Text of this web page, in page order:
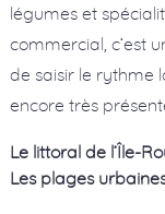
légumes et
commercial, c’est
de saisir le rythme
encore très
Le littoral de l’Île-
Les plages